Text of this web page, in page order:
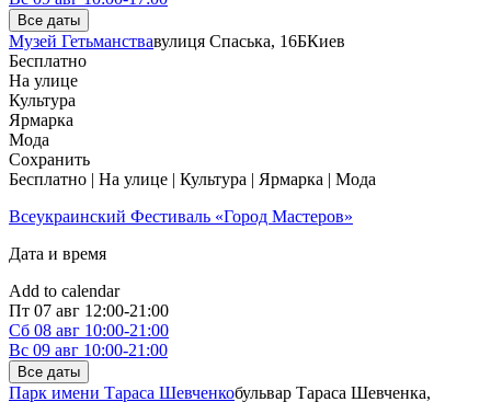
Все даты
Музей Гетьманствавулиця Спаська, 16БКиев
Бесплатно
На улице
Культура
Ярмарка
Мода
Сохранить
Бесплатно | На улице | Культура | Ярмарка | Мода
Всеукраинский Фестиваль «Город Мастеров»
Дата и время
Add to calendar
Пт 07 авг 12:00-21:00
Сб 08 авг 10:00-21:00
Вс 09 авг 10:00-21:00
Все даты
Парк имени Тараса Шевченкобульвар Тараса Шевченка,